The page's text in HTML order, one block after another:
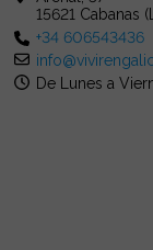
15621 Cabanas
+34 606543436
De Lunes a